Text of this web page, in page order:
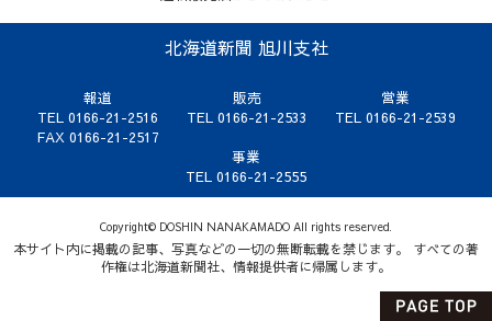
北海道新聞 旭川支社
報道
TEL 0166-21-2516
FAX 0166-21-2517
販売
TEL 0166-21-2533
営業
TEL 0166-21-2539
事業
TEL 0166-21-2555
Copyright© DOSHIN NANAKAMADO All rights reserved.
本サイト内に掲載の記事、写真などの一切の無断転載を禁じます。 すべての著
作権は北海道新聞社、情報提供者に帰属します。